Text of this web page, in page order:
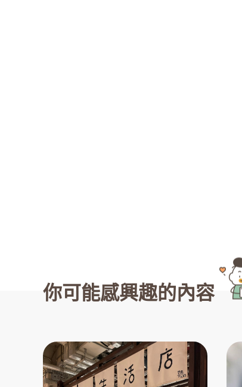
你可能感興趣的內容